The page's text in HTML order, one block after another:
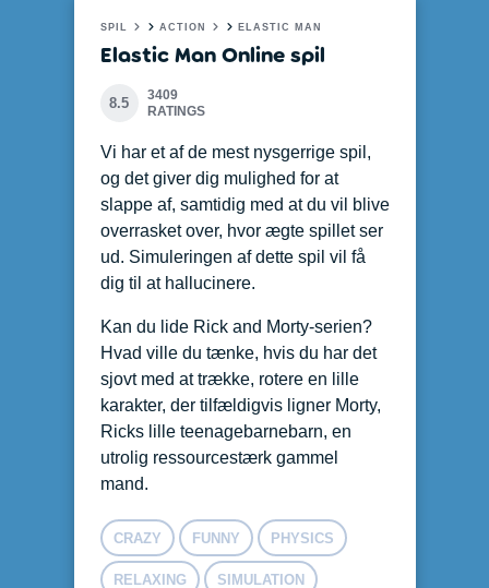
SPIL ACTION ELASTIC MAN
Elastic Man Online spil
8.5
3409
RATINGS
Vi har et af de mest nysgerrige spil,
og det giver dig mulighed for at
slappe af, samtidig med at du vil blive
overrasket over, hvor ægte spillet ser
ud. Simuleringen af dette spil vil få
dig til at hallucinere.
Kan du lide Rick and Morty-serien?
Hvad ville du tænke, hvis du har det
sjovt med at trække, rotere en lille
karakter, der tilfældigvis ligner Morty,
Ricks lille teenagebarnebarn, en
utrolig ressourcestærk gammel
mand.
CRAZY FUNNY PHYSICS
RELAXING SIMULATION